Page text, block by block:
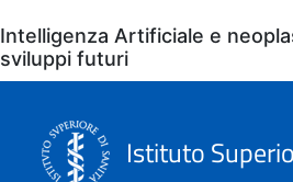
Eventi
Intelligenza Artificiale e
sviluppi futuri
Istituto